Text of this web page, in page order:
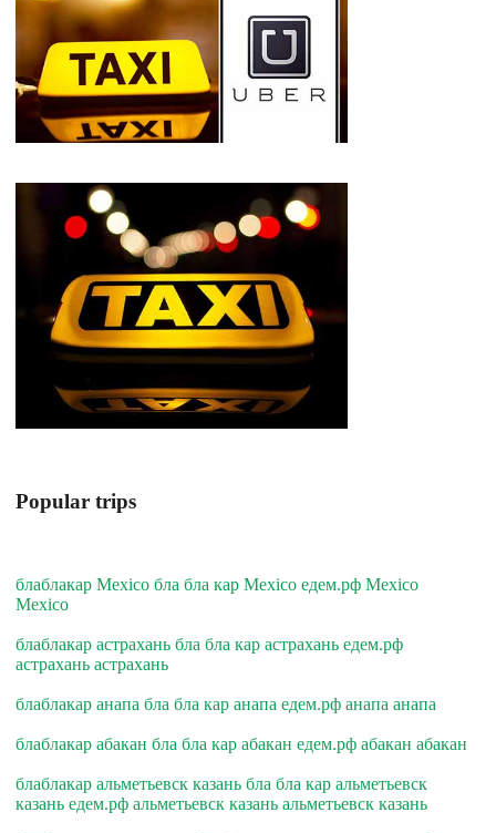
Popular trips
блаблакар Mexico бла бла кар Mexico едем.рф Mexico
Mexico
блаблакар астрахань бла бла кар астрахань едем.рф
астрахань астрахань
блаблакар анапа бла бла кар анапа едем.рф анапа анапа
блаблакар абакан бла бла кар абакан едем.рф абакан абакан
блаблакар альметьевск казань бла бла кар альметьевск
казань едем.рф альметьевск казань альметьевск казань